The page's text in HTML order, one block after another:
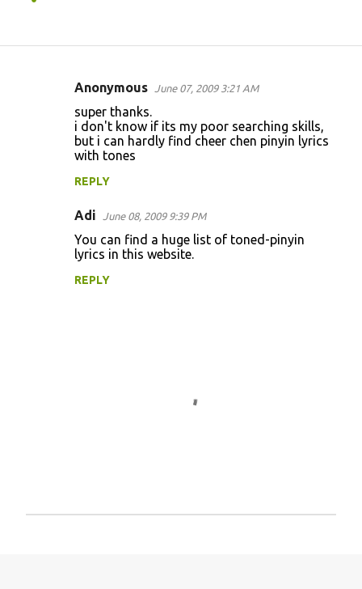
Anonymous June 07, 2009 3:21 AM
super thanks.
i don't know if its my poor searching skills,
but i can hardly find cheer chen pinyin lyrics
with tones
REPLY
Adi June 08, 2009 9:39 PM
You can find a huge list of toned-pinyin
lyrics in this website.
REPLY